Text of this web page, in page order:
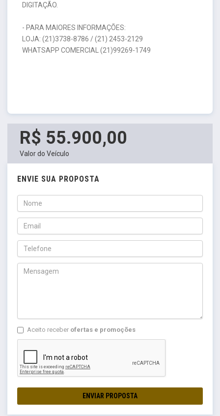
DIGITAÇÃO.
- PARA MAIORES INFORMAÇÕES:
LOJA: (21)3738-8786 / (21) 2453-2129
WHATSAPP COMERCIAL (21)99269-1749
R$ 55.900,00
Valor do Veículo
ENVIE SUA PROPOSTA
Aceito receber ofertas e promoções
ENVIAR PROPOSTA